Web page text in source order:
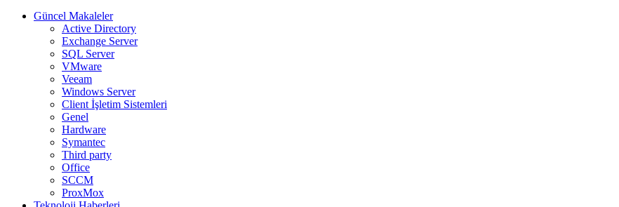
Güncel Makaleler
Active Directory
Exchange Server
SQL Server
VMware
Veeam
Windows Server
Client İşletim Sistemleri
Genel
Hardware
Symantec
Third party
Office
SCCM
ProxMox